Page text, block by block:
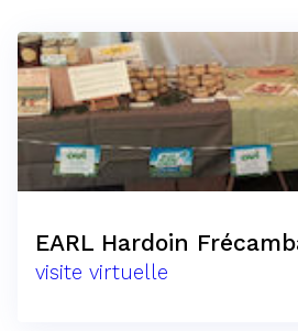
EARL Hardoin
visite virtuelle